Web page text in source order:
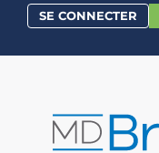
SE CONNECTER